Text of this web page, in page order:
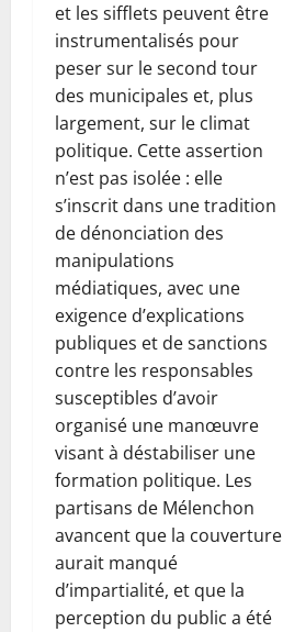
et les sifflets peuvent être
instrumentalisés pour
peser sur le second tour
des municipales et, plus
largement, sur le climat
politique. Cette assertion
n’est pas isolée : elle
s’inscrit dans une tradition
de dénonciation des
manipulations
médiatiques, avec une
exigence d’explications
publiques et de sanctions
contre les responsables
susceptibles d’avoir
organisé une manœuvre
visant à déstabiliser une
formation politique. Les
partisans de Mélenchon
avancent que la couverture
aurait manqué
d’impartialité, et que la
perception du public a été